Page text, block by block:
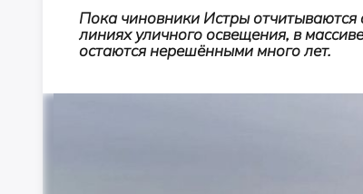
Пока чиновники Истры
линиях уличного освещения, в
остаются нерешёнными много лет.